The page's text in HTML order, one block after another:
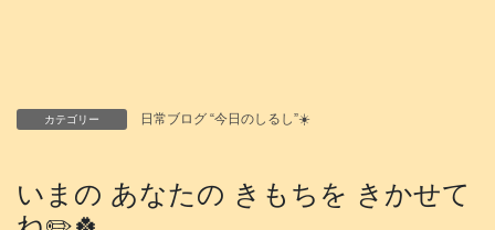
カテゴリー 日常ブログ “今日のしるし”☀️
いまの あなたの きもちを きかせて